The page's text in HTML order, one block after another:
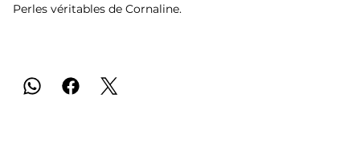
Perles véritables de Cornaline.